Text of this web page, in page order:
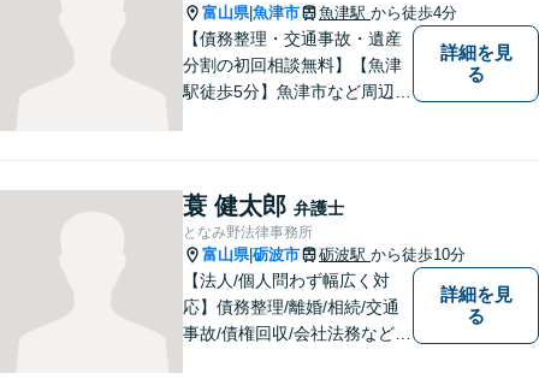
富山県|魚津市 魚津駅 から徒歩4分
【債務整理・交通事故・遺産
分割の初回相談無料】【魚津
駅徒歩5分】魚津市など周辺地
詳細を見
る
蓑 健太郎 弁護士
となみ野法律事務所
富山県|砺波市 砺波駅 から徒歩10分
【法人/個人問わず幅広く対
応】債務整理/離婚/相続/交通
事故/債権回収/会社法務など幅
詳細を見
る